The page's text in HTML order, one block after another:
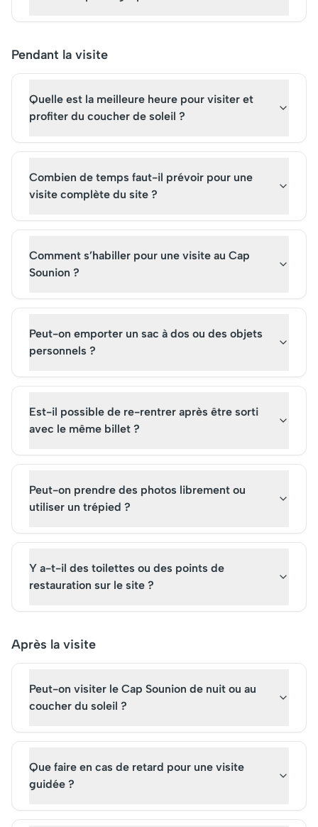
Pendant la visite
Quelle est la meilleure heure pour visiter et
profiter du coucher de soleil ?
Combien de temps faut-il prévoir pour une
visite complète du site ?
Comment s’habiller pour une visite au Cap
Sounion ?
Peut-on emporter un sac à dos ou des objets
personnels ?
Est-il possible de re-rentrer après être sorti
avec le même billet ?
Peut-on prendre des photos librement ou
utiliser un trépied ?
Y a-t-il des toilettes ou des points de
restauration sur le site ?
Après la visite
Peut-on visiter le Cap Sounion de nuit ou au
coucher du soleil ?
Que faire en cas de retard pour une visite
guidée ?